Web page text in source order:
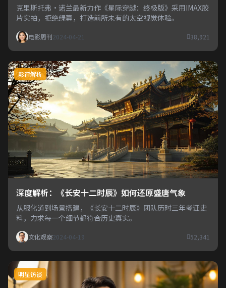
克里斯托弗·诺兰最新力作《星际穿越：终极版》采用IMAX胶
片实拍，拒绝绿幕，打造前所未有的太空视觉体验。
电影周刊2024-04-21 38,921
影评解析
深度解析：《长安十二时辰》如何还原盛唐气象
从服化道到场景搭建，《长安十二时辰》团队历时三年考证史
料，力求每一个细节都符合历史真实。
文化观察2024-04-19 52,341
明星访谈